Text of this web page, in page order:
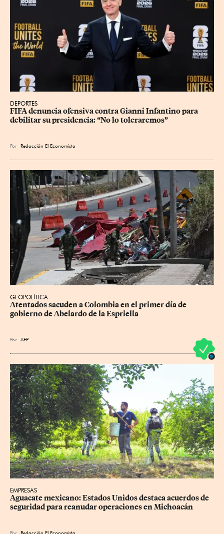
DEPORTES
FIFA denuncia ofensiva contra Gianni Infantino para
debilitar su presidencia: “No lo toleraremos”
Por Redacción El Economista
GEOPOLÍTICA
Atentados sacuden a Colombia en el primer día de
gobierno de Abelardo de la Espriella
Por AFP
EMPRESAS
Aguacate mexicano: Estados Unidos destaca acuerdos de
seguridad para reanudar operaciones en Michoacán
Por Redacción El Economista